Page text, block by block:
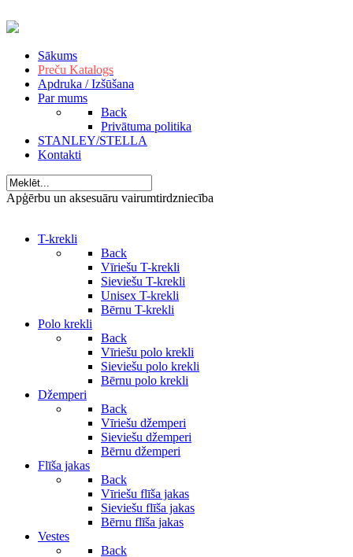
Sākums
Preču Katalogs
Apdruka / Izšūšana
Par mums
Back
Privātuma politika
STANLEY/STELLA
Kontakti
Apģērbu un aksesuāru vairumtirdzniecība
T-krekli
Back
Vīriešu T-krekli
Sieviešu T-krekli
Unisex T-krekli
Bērnu T-krekli
Polo krekli
Back
Vīriešu polo krekli
Sieviešu polo krekli
Bērnu polo krekli
Džemperi
Back
Vīriešu džemperi
Sieviešu džemperi
Bērnu džemperi
Flīša jakas
Back
Vīriešu flīša jakas
Sieviešu flīša jakas
Bērnu flīša jakas
Vestes
Back